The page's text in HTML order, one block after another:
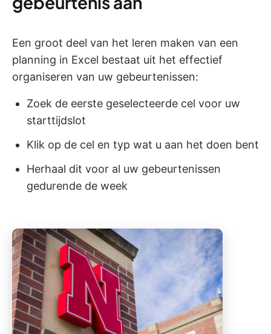
Een groot deel van het leren maken van een
planning in Excel bestaat uit het effectief
organiseren van uw gebeurtenissen:
Zoek de eerste geselecteerde cel voor uw
starttijdslot
Klik op de cel en typ wat u aan het doen bent
Herhaal dit voor al uw gebeurtenissen
gedurende de week